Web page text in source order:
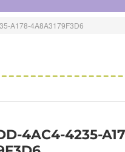
A178-4A8A3179F3D6
4AC4-4235-